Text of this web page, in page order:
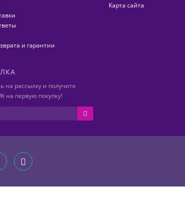
и гарантии
Карта сайта
на рассылку и получите
на первую покупку!